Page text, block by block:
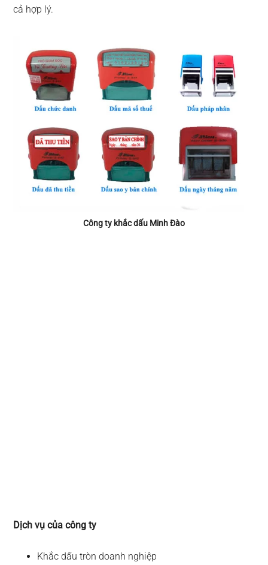
cả hợp lý.
Công ty khắc dấu Minh Đào
Dịch vụ của công ty
Khắc dấu tròn doanh nghiệp